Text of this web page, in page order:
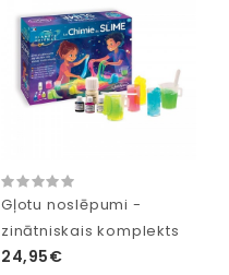
Gļotu noslēpumi -
zinātniskais komplekts
24,95€